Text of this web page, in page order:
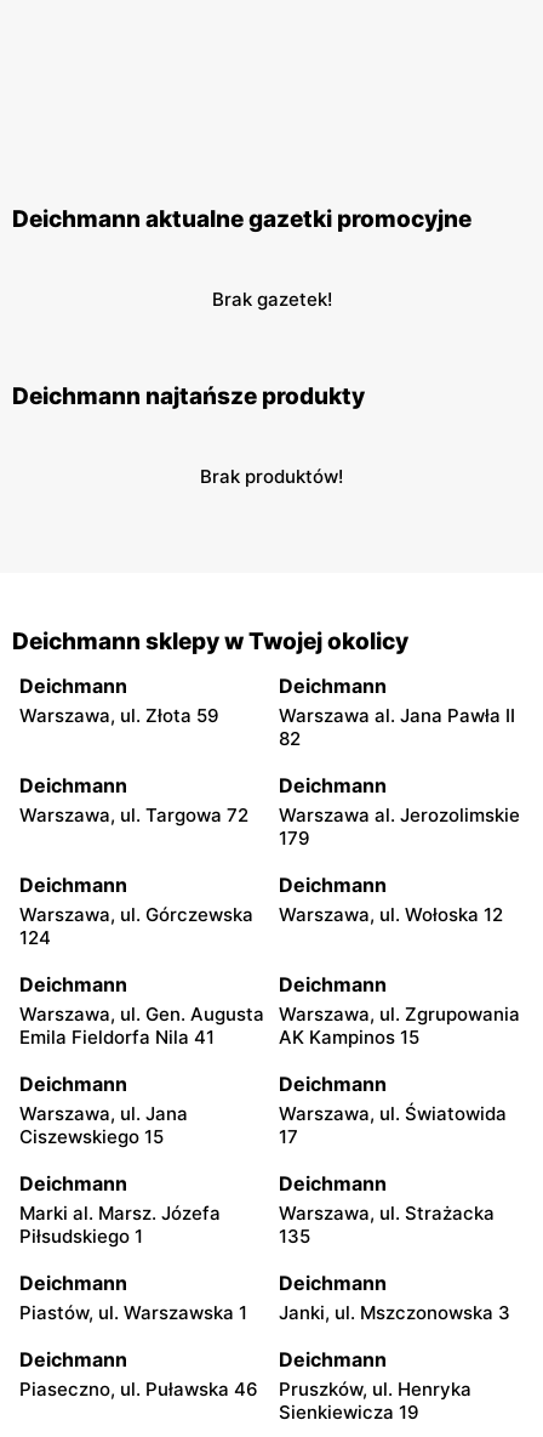
Deichmann aktualne gazetki promocyjne
Brak gazetek!
Deichmann najtańsze produkty
Brak produktów!
Deichmann sklepy w Twojej okolicy
Deichmann
Warszawa, ul. Złota 59
Deichmann
Warszawa al. Jana Pawła II
82
Deichmann
Warszawa, ul. Targowa 72
Deichmann
Warszawa al. Jerozolimskie
179
Deichmann
Warszawa, ul. Górczewska
124
Deichmann
Warszawa, ul. Wołoska 12
Deichmann
Warszawa, ul. Gen. Augusta
Emila Fieldorfa Nila 41
Deichmann
Warszawa, ul. Zgrupowania
AK Kampinos 15
Deichmann
Warszawa, ul. Jana
Ciszewskiego 15
Deichmann
Warszawa, ul. Światowida
17
Deichmann
Marki al. Marsz. Józefa
Piłsudskiego 1
Deichmann
Warszawa, ul. Strażacka
135
Deichmann
Piastów, ul. Warszawska 1
Deichmann
Janki, ul. Mszczonowska 3
Deichmann
Piaseczno, ul. Puławska 46
Deichmann
Pruszków, ul. Henryka
Sienkiewicza 19